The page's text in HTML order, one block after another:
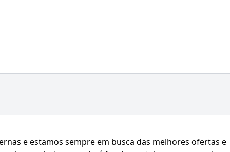
e estamos sempre em busca das melhores ofertas e